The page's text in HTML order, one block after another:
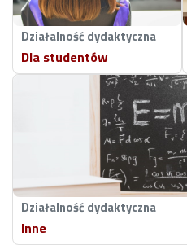
Działalność dydaktyczna
Dla studentów
Działalność dydaktyczna
Inne